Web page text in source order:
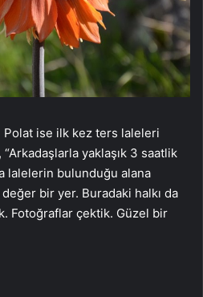
ise ilk kez ters laleleri
yaklaşık 3 saatlik
lalelerin bulunduğu alana
bir yer. Buradaki halkı da
Fotoğraflar çektik. Güzel bir